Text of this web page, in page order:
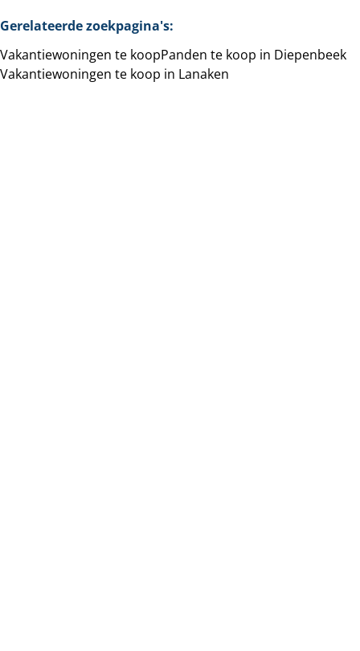
Gerelateerde zoekpagina's:
Vakantiewoningen te koopPanden te koop in Diepenbeek
Vakantiewoningen te koop in Lanaken